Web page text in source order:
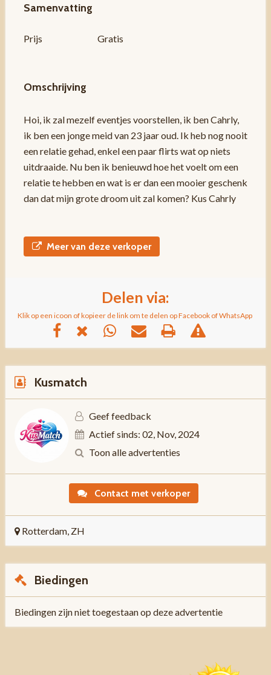
Samenvatting
Prijs Gratis
Omschrijving
Hoi, ik zal mezelf eventjes voorstellen, ik ben Cahrly,
ik ben een jonge meid van 23 jaar oud. Ik heb nog nooit
een relatie gehad, enkel een paar flirts wat op niets
uitdraaide. Nu ben ik benieuwd hoe het voelt om een
relatie te hebben en wat is er dan een mooier geschenk
dan dat mijn grote droom uit zal komen? Kus Cahrly
Meer van deze verkoper
Delen via:
Klik op een icoon of kopieer de link om te delen op Facebook of WhatsApp
Kusmatch
Geef feedback
Actief sinds: 02, Nov, 2024
Toon alle advertenties
Contact met verkoper
Rotterdam, ZH
Biedingen
Biedingen zijn niet toegestaan op deze advertentie